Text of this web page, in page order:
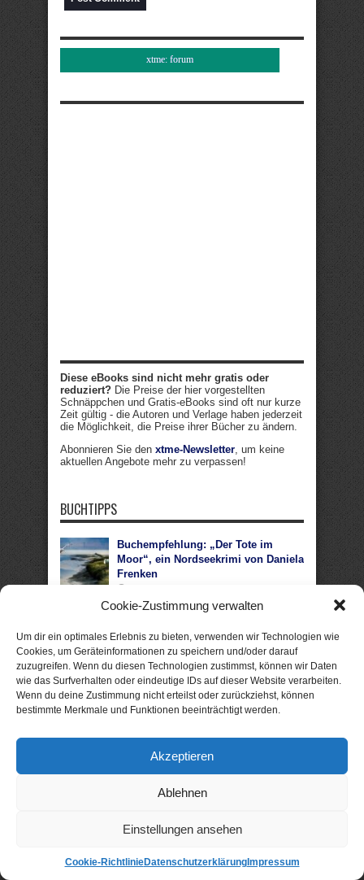
Cookie-Zustimmung verwalten
Um dir ein optimales Erlebnis zu bieten, verwenden wir Technologien wie
Cookies, um Geräteinformationen zu speichern und/oder darauf
zuzugreifen. Wenn du diesen Technologien zustimmst, können wir Daten
wie das Surfverhalten oder eindeutige IDs auf dieser Website verarbeiten.
Wenn du deine Zustimmung nicht erteilst oder zurückziehst, können
bestimmte Merkmale und Funktionen beeinträchtigt werden.
Akzeptieren
Ablehnen
Einstellungen ansehen
Cookie-RichtlinieDatenschutzerklärungImpressum
xtme: forum
Diese eBooks sind nicht mehr gratis oder
reduziert? Die Preise der hier vorgestellten
Schnäppchen und Gratis-eBooks sind oft nur kurze
Zeit gültig - die Autoren und Verlage haben jederzeit
die Möglichkeit, die Preise ihrer Bücher zu ändern.
Abonnieren Sie den xtme-Newsletter, um keine
aktuellen Angebote mehr zu verpassen!
BUCHTIPPS
Buchempfehlung: „Der Tote im
Moor“, ein Nordseekrimi von Daniela
Frenken
Buchempfehlung: „Nordsee Häme:
von Anne Amrum
8. August 2026
Buchempfehlung: „Gretchen Larssen
und die Ostseenacht“, ein Krimi von
B.C. Schiller
Buchempfehlung: „Küstenwelle“, ein
Krimi von Eva Lirot
vier Herzen“, ein Liebesroman von